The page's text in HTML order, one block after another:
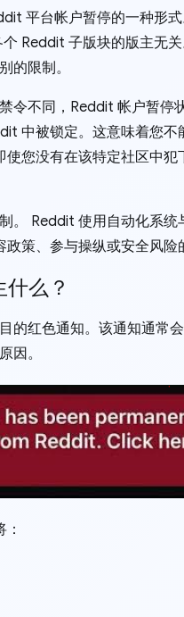
平台帐户暂停的一种形
Reddit 子版块的版主无
的限制。
令不同，Reddit 帐户暂停
中被锁定。这意味着您不
您没有在该特定社区中犯
。 Reddit 使用自动化系统
策、参与操纵或安全风险
什么？
的红色通知。该通知通常
因。